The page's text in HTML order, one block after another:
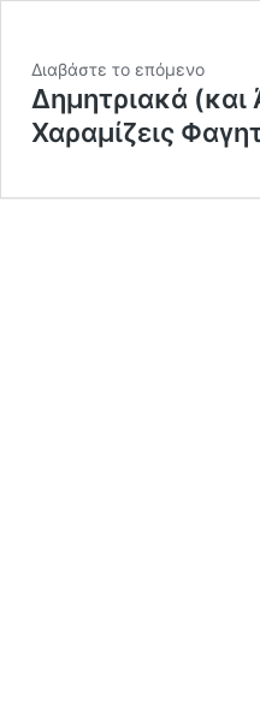
Διαβάστε το επόμενο
Δημητριακά
Χαραμίζεις